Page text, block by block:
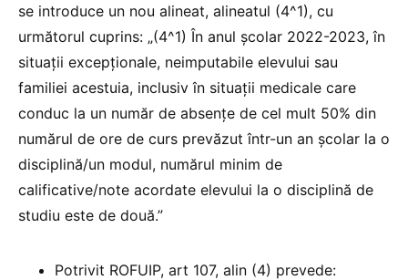
se introduce un nou alineat, alineatul (4^1), cu
următorul cuprins: „(4^1) În anul școlar 2022-2023, în
situații excepționale, neimputabile elevului sau
familiei acestuia, inclusiv în situații medicale care
conduc la un număr de absențe de cel mult 50% din
numărul de ore de curs prevăzut într-un an școlar la o
disciplină/un modul, numărul minim de
calificative/note acordate elevului la o disciplină de
studiu este de două.”
Potrivit ROFUIP, art 107, alin (4) prevede: